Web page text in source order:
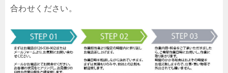
合わせください。